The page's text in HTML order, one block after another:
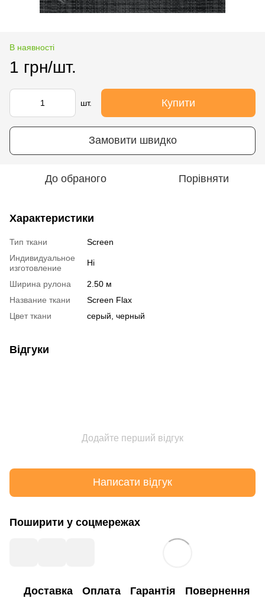
В наявності
1 грн/шт.
шт. Купити
Замовити швидко
До обраного Порівняти
Характеристики
Тип ткани
Screen
Индивидуальное
изготовление
Ні
Ширина рулона
2.50 м
Название ткани
Screen Flax
Цвет ткани
серый, черный
Відгуки
Додайте перший відгук
Написати відгук
Поширити у соцмережах
Доставка Оплата Гарантія Повернення